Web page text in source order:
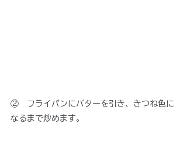
②　フライパンにバターを引き、きつね色に
なるまで炒めます。